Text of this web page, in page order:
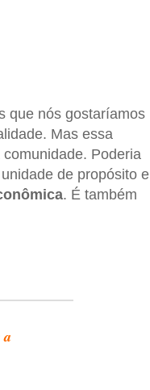
que nós gostaríamos
Mas essa
Poderia
de propósito e
. É também